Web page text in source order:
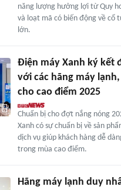
năng lượng hưởng lợi từ Quy
và loạt mã có biến động về cổ
lớn.
Điện máy Xanh ký kết
với các hãng máy lạnh,
cho cao điểm 2025
Chuẩn bị cho đợt nắng nóng
Xanh có sự chuẩn bị về sản
dịch vụ giúp khách hàng dễ
trong mùa cao điểm.
Hãng máy lạnh duy